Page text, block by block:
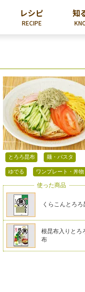
レシピ
RECIPE
知
とろろ昆布 麺・パスタ
ゆでる ワンプレート・丼物
使った商品
くらこんとろろ
根昆布入りとろ
布